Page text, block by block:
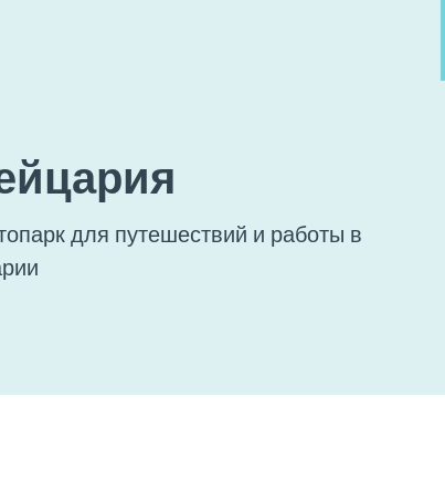
для путешествий и работы в